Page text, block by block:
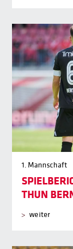
1. Mannschaft
THUN
weiter